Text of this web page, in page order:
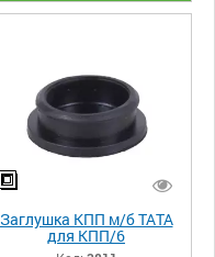
Заглушка КПП м/б ТАТА
для КПП/6